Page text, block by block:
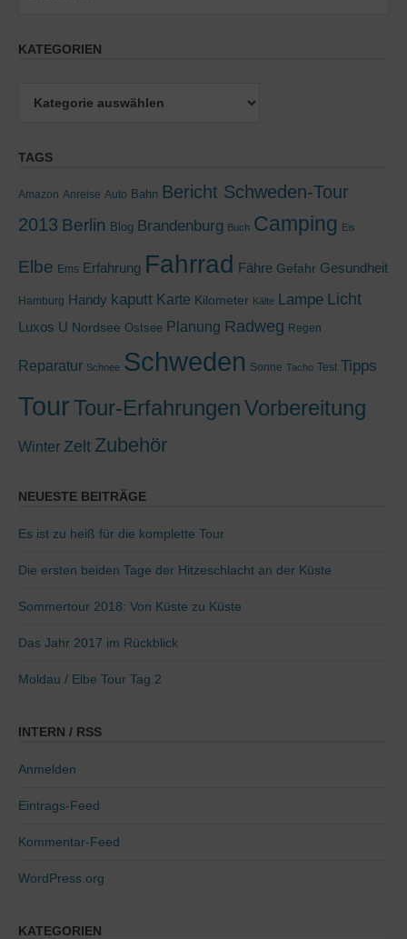
KATEGORIEN
TAGS
Amazon Anreise Auto Bahn Bericht Schweden-Tour
2013 Berlin Blog Brandenburg Buch Camping Eis
Elbe Ems Erfahrung Fahrrad Fähre Gefahr Gesundheit
Hamburg Handy kaputt Karte Kilometer Kälte Lampe Licht
Luxos U Nordsee Ostsee Planung Radweg Regen
Reparatur Schnee Schweden Sonne Tacho Test Tipps
TourTour-ErfahrungenVorbereitung
Winter Zelt Zubehör
NEUESTE BEITRÄGE
Es ist zu heiß für die komplette Tour
Die ersten beiden Tage der Hitzeschlacht an der Küste
Sommertour 2018: Von Küste zu Küste
Das Jahr 2017 im Rückblick
Moldau / Elbe Tour Tag 2
INTERN / RSS
Anmelden
Eintrags-Feed
Kommentar-Feed
WordPress.org
KATEGORIEN